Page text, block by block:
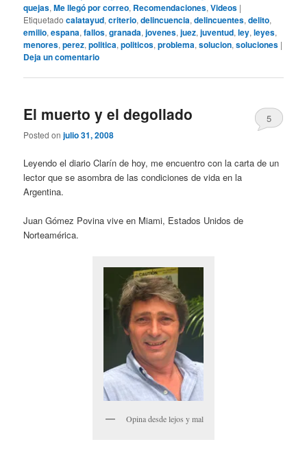
quejas,Me llegó por correo, Recomendaciones,Videos |
Etiquetado calatayud,criterio,delincuencia,delincuentes,delito,
emilio,espana,fallos,granada,jovenes,juez,juventud,ley,leyes,
menores,perez,politica,politicos,problema,solucion,soluciones |
Deja un comentario
El muerto y el degollado
Posted onjulio 31, 2008
5
Leyendo el diario Clarín de hoy, me encuentro con la carta de un
lector que se asombra de las condiciones de vida en la
Argentina.
Juan Gómez Povina vive en Miami, Estados Unidos de
Norteamérica.
Opina desde lejos y mal